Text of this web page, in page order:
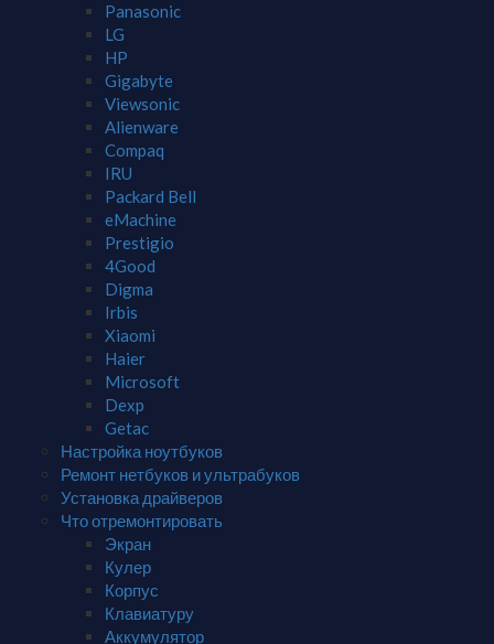
Panasonic
LG
HP
Gigabyte
Viewsonic
Alienware
Compaq
IRU
Packard Bell
eMachine
Prestigio
4Good
Digma
Irbis
Xiaomi
Haier
Microsoft
Dexp
Getac
Настройка ноутбуков
Ремонт нетбуков и ультрабуков
Установка драйверов
Что отремонтировать
Экран
Кулер
Корпус
Клавиатуру
Аккумулятор